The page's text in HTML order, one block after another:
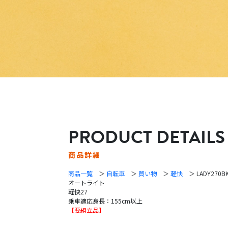
PRODUCT DETAILS
商品詳細
商品一覧 ＞ 自転車 ＞ 買い物＞ 軽快 ＞
オートライト
軽快27
乗車適応身長：155cm以上
【要組立品】